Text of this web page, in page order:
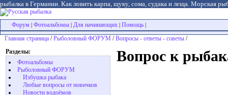
рыбалка в Германии. Как ловить карпа, щуку, сома, судака и леща. Морская
Форум Фотоальбомы Для начинающих Помощь
Главная страница /Рыболовный ФОРУМ /Вопросы - ответы - советы /
Разделы:
Фотоальбомы
Рыболовный ФОРУМ
Избушка рыбака
Любые вопросы от новичков
Новости водоёмов
Вопрос к